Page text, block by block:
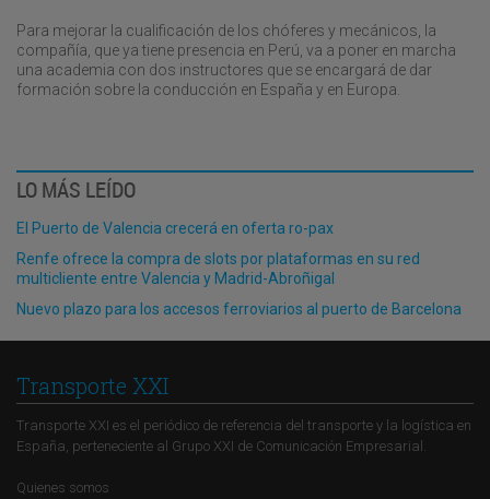
Para mejorar la cualificación de los chóferes y mecánicos, la
compañía, que ya tiene presencia en Perú, va a poner en marcha
una academia con dos instructores que se encargará de dar
formación sobre la conducción en España y en Europa.
LO MÁS LEÍDO
El Puerto de Valencia crecerá en oferta ro-pax
Renfe ofrece la compra de slots por plataformas en su red
multicliente entre Valencia y Madrid-Abroñigal
Nuevo plazo para los accesos ferroviarios al puerto de Barcelona
Transporte XXI
Transporte XXI es el periódico de referencia del transporte y la logística en
España, perteneciente al Grupo XXI de Comunicación Empresarial.
Quienes somos